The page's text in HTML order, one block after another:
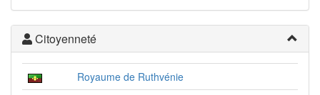
Citoyenneté
Royaume de Ruthvénie